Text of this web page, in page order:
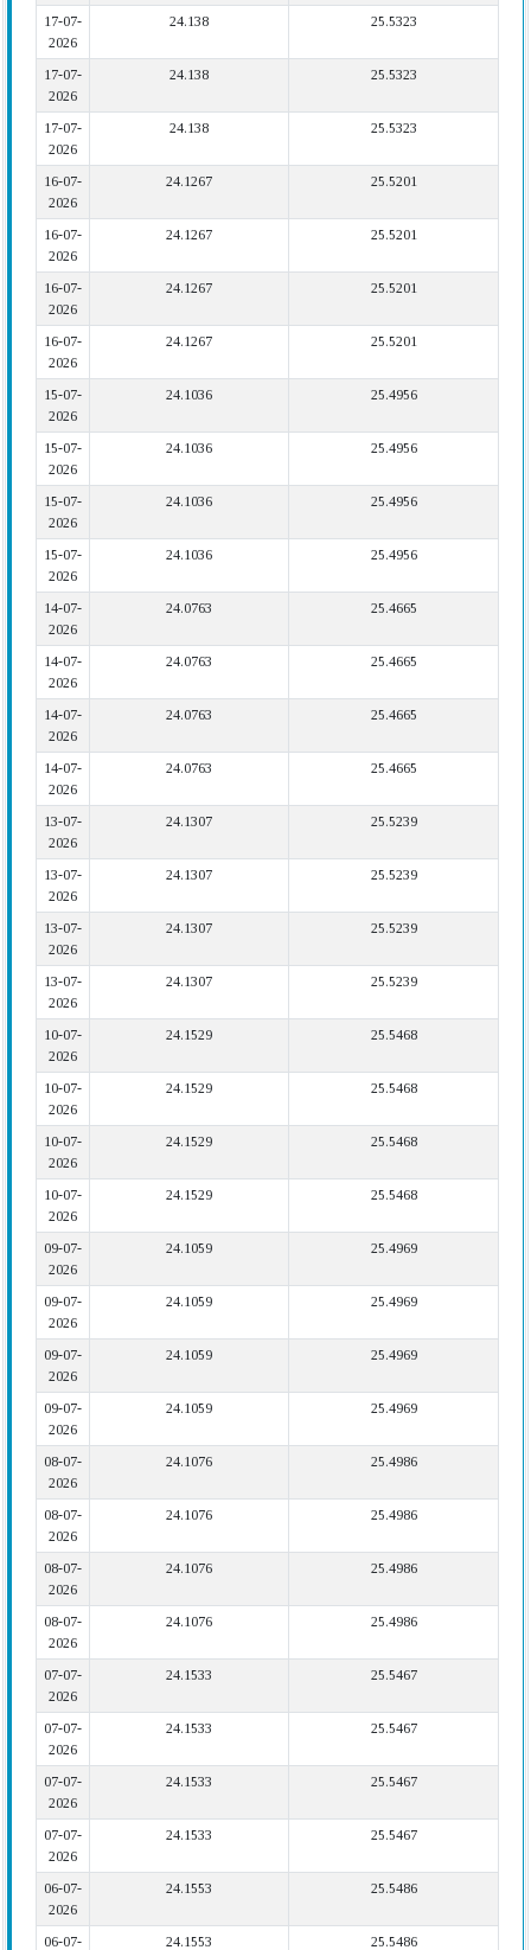
17-07-
2026
24.138 25.5323
17-07-
2026
24.138 25.5323
17-07-
2026
24.138 25.5323
16-07-
2026
24.1267 25.5201
16-07-
2026
24.1267 25.5201
16-07-
2026
24.1267 25.5201
16-07-
2026
24.1267 25.5201
15-07-
2026
24.1036 25.4956
15-07-
2026
24.1036 25.4956
15-07-
2026
24.1036 25.4956
15-07-
2026
24.1036 25.4956
14-07-
2026
24.0763 25.4665
14-07-
2026
24.0763 25.4665
14-07-
2026
24.0763 25.4665
14-07-
2026
24.0763 25.4665
13-07-
2026
24.1307 25.5239
13-07-
2026
24.1307 25.5239
13-07-
2026
24.1307 25.5239
13-07-
2026
24.1307 25.5239
10-07-
2026
24.1529 25.5468
10-07-
2026
24.1529 25.5468
10-07-
2026
24.1529 25.5468
10-07-
2026
24.1529 25.5468
09-07-
2026
24.1059 25.4969
09-07-
2026
24.1059 25.4969
09-07-
2026
24.1059 25.4969
09-07-
2026
24.1059 25.4969
08-07-
2026
24.1076 25.4986
08-07-
2026
24.1076 25.4986
08-07-
2026
24.1076 25.4986
08-07-
2026
24.1076 25.4986
07-07-
2026
24.1533 25.5467
07-07-
2026
24.1533 25.5467
07-07-
2026
24.1533 25.5467
07-07-
2026
24.1533 25.5467
06-07-
2026
24.1553 25.5486
06-07- 24.1553 25.5486